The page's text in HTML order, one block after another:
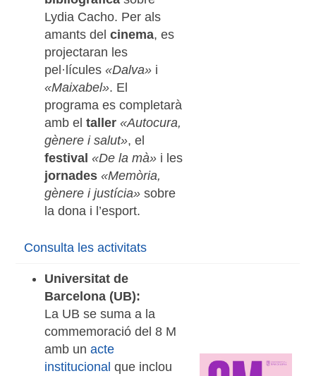
Lydia Cacho. Per als
amants delcinema, es
projectaran les
pel·lícules«Dalva» i
«Maixabel». El
programa es completarà
amb eltaller «Autocura,
gènere i salut», el
festival «De la mà» i les
jornades «Memòria,
gènere i justícia»sobre
la dona i l’esport.
Consulta les activitats
Universitat de
Barcelona (UB):
La UB se suma a la
commemoració del 8 M
amb unacte
institucional que inclou